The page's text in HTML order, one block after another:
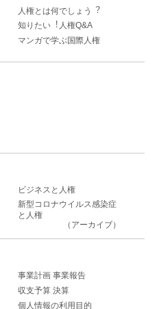
人権とは何でしょう︖
知りたい︕人権Q&A
マンガで学ぶ国際人権
ビジネスと人権
新型コロナウイルス感染症
と人権
（アーカイブ）
事業計画 事業報告
収支予算 決算
個人情報の利用目的